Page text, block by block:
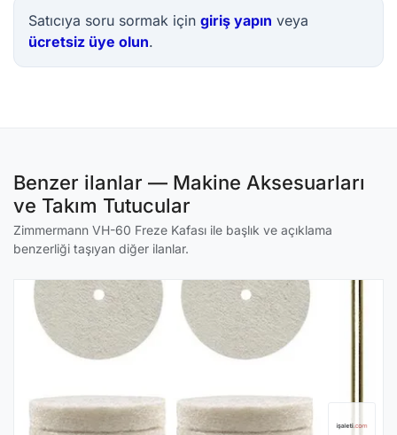
Satıcıya soru sormak için giriş yapın veya
ücretsiz üye olun.
Benzer ilanlar — Makine Aksesuarları
ve Takım Tutucular
Zimmermann VH-60 Freze Kafası ile başlık ve açıklama
benzerliği taşıyan diğer ilanlar.